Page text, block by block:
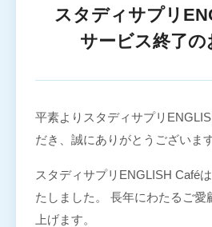
スタディサプリ
サービス終了の
平素よりスタディサプリ
だき、誠にありがとうございます
スタディサプリENGLISH Café
たしました。 長年にわたるご愛
上げます。